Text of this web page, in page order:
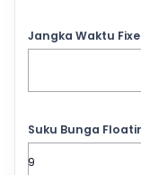
Jangka Waktu
Suku Bunga